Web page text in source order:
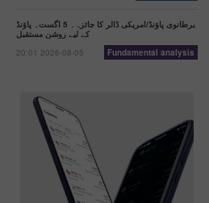
برطانوی پاؤنڈ/امریکی ڈالر کا جائزہ۔ 5 اگست۔ پاؤنڈ
کے لیے روشن مستقبل
20:01 2026-08-05
Fundamental analysis